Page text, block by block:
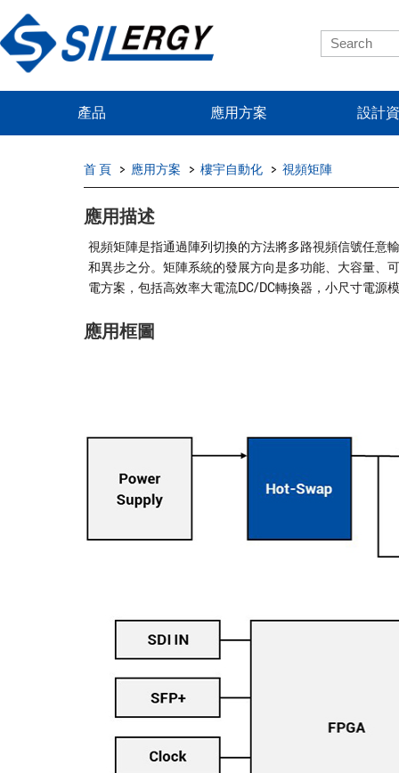
產品 應用方案 設計
首 頁 應用方案 樓宇自動化 視頻矩陣
應用描述
視頻矩陣是指通過陣列切換的方法將多路視頻信號任意
和異步之分。矩陣系統的發展方向是多功能、大容量、
電方案，包括高效率大電流DC/DC轉換器，小尺寸電源
應用框圖